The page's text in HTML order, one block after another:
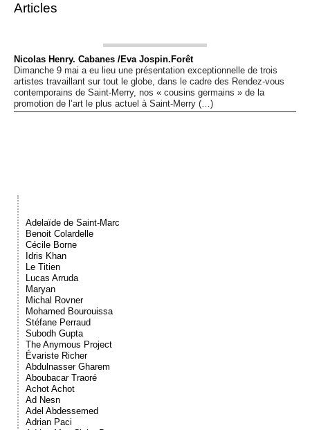
Dossiers
Articles
Nicolas Henry. Cabanes /Eva Jospin.Forêt
Dimanche 9 mai a eu lieu une présentation exceptionnelle de trois
artistes travaillant sur tout le globe, dans le cadre des Rendez-vous
contemporains de Saint-Merry, nos « cousins germains » de la
promotion de l’art le plus actuel à Saint-Merry (…)
Adelaïde de Saint-Marc
Benoit Colardelle
Cécile Borne
Idris Khan
Le Titien
Lucas Arruda
Maryan
Michal Rovner
Mohamed Bourouissa
Stéfane Perraud
Subodh Gupta
The Anymous Project
Évariste Richer
Abdulnasser Gharem
Aboubacar Traoré
Achot Achot
Ad Nesn
Adel Abdessemed
Adrian Paci